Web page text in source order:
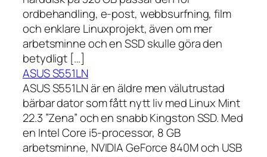
ordbehandling, e-post, webbsurfning, film
och enklare Linuxprojekt, även om mer
arbetsminne och en SSD skulle göra den
betydligt […]
ASUS S551LN
ASUS S551LN är en äldre men välutrustad
bärbar dator som fått nytt liv med Linux Mint
22.3 ”Zena” och en snabb Kingston SSD. Med
en Intel Core i5-processor, 8 GB
arbetsminne, NVIDIA GeForce 840M och USB